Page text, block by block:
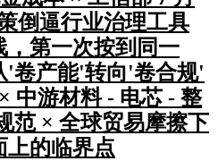
倒逼行业治理工具
第一次按到同一
'卷产能'转向'卷合规'
中游材料 - 电芯 - 整
范 × 全球贸易摩擦下
的临界点